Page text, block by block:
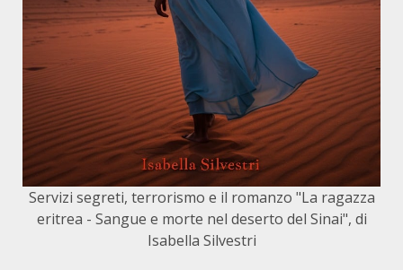
Servizi segreti, terrorismo e il romanzo "La ragazza
eritrea - Sangue e morte nel deserto del Sinai", di
Isabella Silvestri